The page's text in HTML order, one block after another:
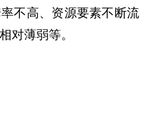
不高、资源要素不断流
对薄弱等。